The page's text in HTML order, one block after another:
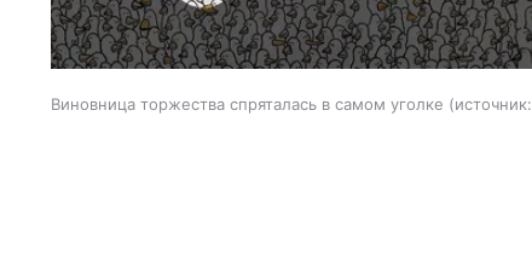
Виновница торжества спряталась в самом уголке источник: